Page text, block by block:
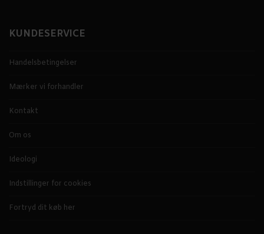
KUNDESERVICE
Handelsbetingelser
Mærker vi forhandler
Kontakt
Om os
Ideologi
Indstillinger for cookies
Fortryd dit køb her